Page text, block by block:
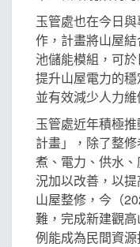
玉管處也在今日
作，計畫將山屋
池儲能模組，可
提升山屋電力的
並有效減少人力
玉管處近年積極
計畫」，除了整
煮、電力、供水
況加以改善，以
山屋整修，今（
難，完成新建觀
例能成為民間資